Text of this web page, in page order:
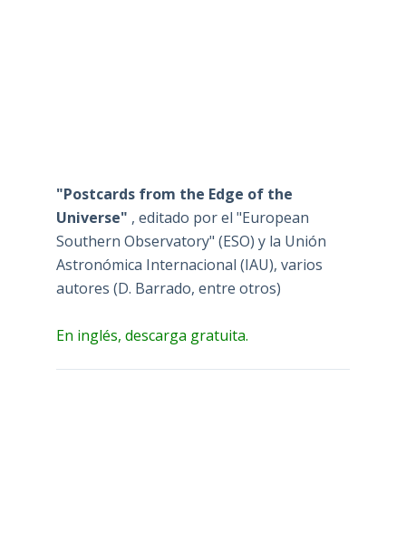
"Postcards from the Edge of the
Universe" , editado por el "European
Southern Observatory" (ESO) y la Unión
Astronómica Internacional (IAU), varios
autores (D. Barrado, entre otros)
En inglés, descarga gratuita.